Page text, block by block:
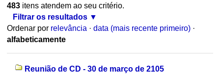
483itens atendem ao seu critério.
Filtrar os resultados
Ordenar por relevância · data (mais recente primeiro) ·
alfabeticamente
Reunião de CD - 30 de março de 2105